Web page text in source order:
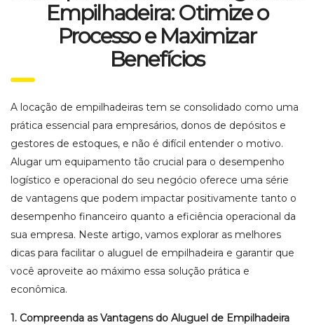
Empilhadeira: Otimize o
Processo e Maximizar
Benefícios
A locação de empilhadeiras tem se consolidado como uma
prática essencial para empresários, donos de depósitos e
gestores de estoques, e não é difícil entender o motivo.
Alugar um equipamento tão crucial para o desempenho
logístico e operacional do seu negócio oferece uma série
de vantagens que podem impactar positivamente tanto o
desempenho financeiro quanto a eficiência operacional da
sua empresa. Neste artigo, vamos explorar as melhores
dicas para facilitar o aluguel de empilhadeira e garantir que
você aproveite ao máximo essa solução prática e
econômica.
1. Compreenda as Vantagens do Aluguel de Empilhadeira